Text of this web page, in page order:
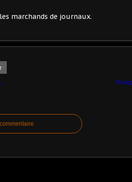
marchands de journaux.